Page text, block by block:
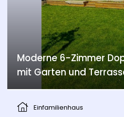
Moderne 6-Zimmer
mit Garten und
Einfamilienhaus